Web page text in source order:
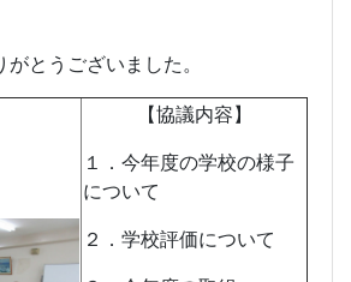
とうございました。
【協議内容】
１．今年度の学校の様子
について
２．学校評価について